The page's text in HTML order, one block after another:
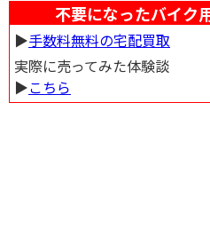
きます。 四万十川沿いの道をバイクで
満喫できます。 道の駅 四万十大正を訪れた際には、周辺の観光スポットにも
足を運んでみてはいかがでしょうか。
クティビティを楽しむことができます。
下橋」や「岩間沈下橋」も、道の駅 四
ます。
不要になったバイク
▶︎手数料無料の宅配買取
実際に売ってみた体験談
▶︎こちら